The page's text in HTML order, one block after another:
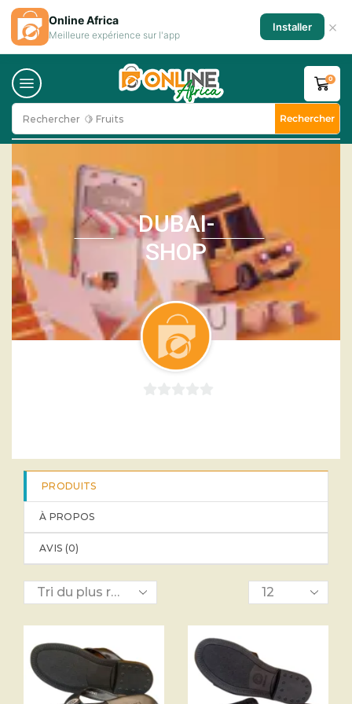
Rechercher 🍋 Fruits Rechercher
0
DUBAI-
SHOP
PRODUITS
À PROPOS
AVIS (0)
Online Africa
Meilleure expérience sur l'app
Installer ×